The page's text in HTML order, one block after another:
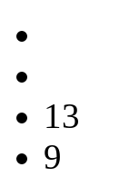
13
9